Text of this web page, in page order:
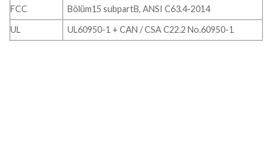
FCC
Bölüm15 subpartB, ANSI C63.4-2014
UL
UL60950-1 + CAN / CSA C22.2 No.60950-1